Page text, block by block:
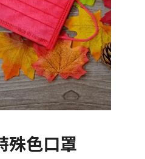
殊色口罩